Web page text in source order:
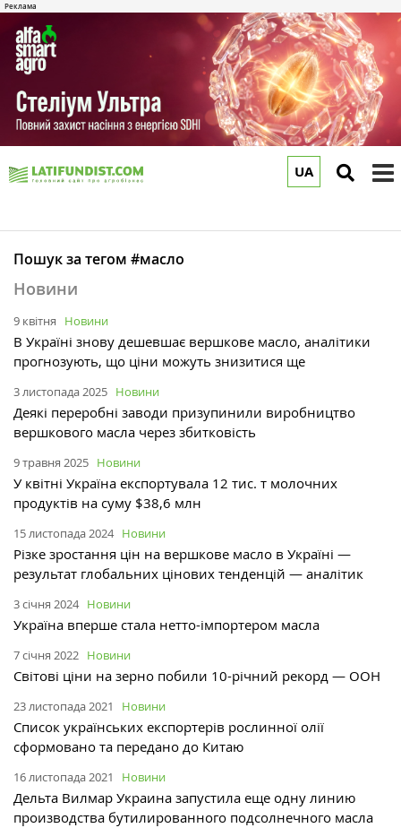
UA
Пошук за тегом #масло
Новини
9 квітня Новини
В Україні знову дешевшає вершкове масло, аналітики
прогнозують, що ціни можуть знизитися ще
3 листопада 2025 Новини
Деякі переробні заводи призупинили виробництво
вершкового масла через збитковість
9 травня 2025 Новини
У квітні Україна експортувала 12 тис. т молочних
продуктів на суму $38,6 млн
15 листопада 2024 Новини
Різке зростання цін на вершкове масло в Україні —
результат глобальних цінових тенденцій — аналітик
3 січня 2024 Новини
Україна вперше стала нетто-імпортером масла
7 січня 2022 Новини
Світові ціни на зерно побили 10-річний рекорд — ООН
23 листопада 2021 Новини
Список українських експортерів рослинної олії
сформовано та передано до Китаю
16 листопада 2021 Новини
Дельта Вилмар Украина запустила еще одну линию
производства бутилированного подсолнечного масла